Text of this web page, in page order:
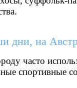
дни, на
часто
спортивные